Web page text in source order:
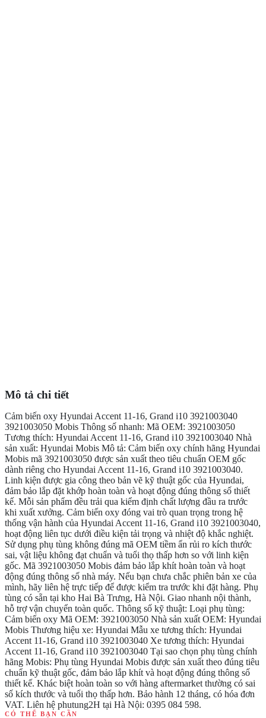
Mô tả chi tiết
Cảm biến oxy Hyundai Accent 11-16, Grand i10 3921003040
3921003050 Mobis Thông số nhanh: Mã OEM: 3921003050
Tương thích: Hyundai Accent 11-16, Grand i10 3921003040 Nhà
sản xuất: Hyundai Mobis Mô tả: Cảm biến oxy chính hãng Hyundai
Mobis mã 3921003050 được sản xuất theo tiêu chuẩn OEM gốc
dành riêng cho Hyundai Accent 11-16, Grand i10 3921003040.
Linh kiện được gia công theo bản vẽ kỹ thuật gốc của Hyundai,
đảm bảo lắp đặt khớp hoàn toàn và hoạt động đúng thông số thiết
kế. Mỗi sản phẩm đều trải qua kiểm định chất lượng đầu ra trước
khi xuất xưởng. Cảm biến oxy đóng vai trò quan trọng trong hệ
thống vận hành của Hyundai Accent 11-16, Grand i10 3921003040,
hoạt động liên tục dưới điều kiện tải trọng và nhiệt độ khắc nghiệt.
Sử dụng phụ tùng không đúng mã OEM tiềm ẩn rủi ro kích thước
sai, vật liệu không đạt chuẩn và tuổi thọ thấp hơn so với linh kiện
gốc. Mã 3921003050 Mobis đảm bảo lắp khít hoàn toàn và hoạt
động đúng thông số nhà máy. Nếu bạn chưa chắc phiên bản xe của
mình, hãy liên hệ trực tiếp để được kiểm tra trước khi đặt hàng. Phụ
tùng có sẵn tại kho Hai Bà Trưng, Hà Nội. Giao nhanh nội thành,
hỗ trợ vận chuyển toàn quốc. Thông số kỹ thuật: Loại phụ tùng:
Cảm biến oxy Mã OEM: 3921003050 Nhà sản xuất OEM: Hyundai
Mobis Thương hiệu xe: Hyundai Mẫu xe tương thích: Hyundai
Accent 11-16, Grand i10 3921003040 Xe tương thích: Hyundai
Accent 11-16, Grand i10 3921003040 Tại sao chọn phụ tùng chính
hãng Mobis: Phụ tùng Hyundai Mobis được sản xuất theo đúng tiêu
chuẩn kỹ thuật gốc, đảm bảo lắp khít và hoạt động đúng thông số
thiết kế. Khác biệt hoàn toàn so với hàng aftermarket thường có sai
số kích thước và tuổi thọ thấp hơn. Bảo hành 12 tháng, có hóa đơn
VAT. Liên hệ phutung2H tại Hà Nội: 0395 084 598.
CÓ THỂ BẠN CẦN